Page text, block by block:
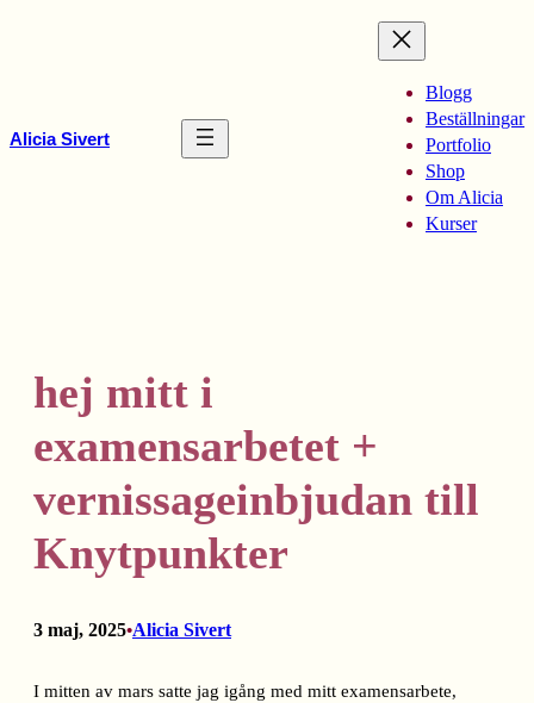
Alicia Sivert
Blogg
Beställningar
Portfolio
Shop
Om Alicia
Kurser
hej mitt i
examensarbetet +
vernissageinbjudan till
Knytpunkter
3 maj, 2025•Alicia Sivert
I mitten av mars satte jag igång med mitt examensarbete,